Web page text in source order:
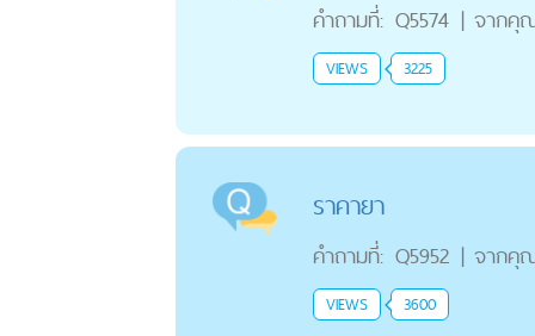
คำถามที่: Q5574 | จากคุ
VIEWS 3225
ราคายา
คำถามที่: Q5952 | จากคุ
VIEWS 3600